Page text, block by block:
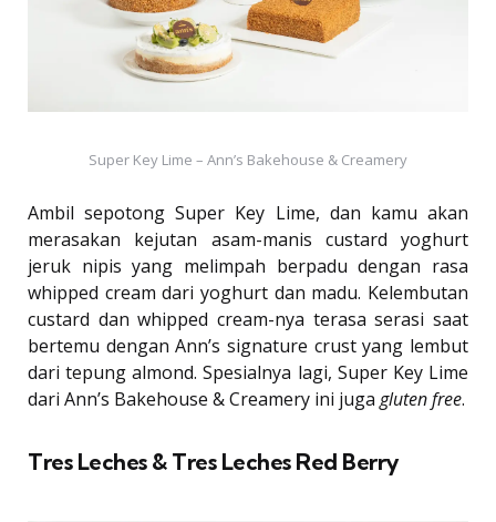
Super Key Lime – Ann’s Bakehouse & Creamery
Ambil sepotong Super Key Lime, dan kamu akan
merasakan kejutan asam-manis custard yoghurt
jeruk nipis yang melimpah berpadu dengan rasa
whipped cream dari yoghurt dan madu. Kelembutan
custard dan whipped cream-nya terasa serasi saat
bertemu dengan Ann’s signature crust yang lembut
dari tepung almond. Spesialnya lagi, Super Key Lime
dari Ann’s Bakehouse & Creamery ini juga gluten free.
Tres Leches & Tres Leches Red Berry